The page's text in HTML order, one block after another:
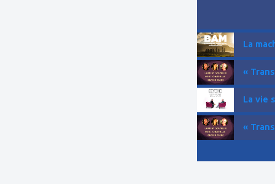
La
«
La vie
«